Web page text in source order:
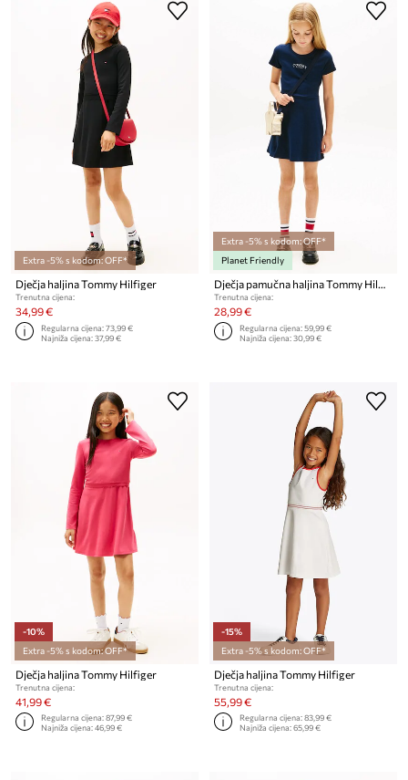
Extra -5% s kodom: OFF*
Dječja haljina Tommy Hilfiger
Trenutna cijena:
34,99 €
Regularna cijena:73,99 €
Najniža cijena:37,99 €
Extra -5% s kodom: OFF*
Planet Friendly
Dječja pamučna haljina Tommy Hilfiger
Trenutna cijena:
28,99 €
Regularna cijena:59,99 €
Najniža cijena:30,99 €
-10%
Extra -5% s kodom: OFF*
Dječja haljina Tommy Hilfiger
Trenutna cijena:
41,99 €
Regularna cijena:87,99 €
Najniža cijena:46,99 €
-15%
Extra -5% s kodom: OFF*
Dječja haljina Tommy Hilfiger
Trenutna cijena:
55,99 €
Regularna cijena:83,99 €
Najniža cijena:65,99 €